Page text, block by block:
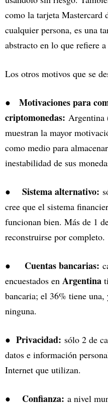
como la tarjeta Mastercard
cualquier persona, es una
abstracto en lo que refiere
Los otros motivos que se
● Motivaciones para
criptomonedas: Argentina
muestran la mayor
como medio para
inestabilidad de sus
● Sistema alternativo:
cree que el sistema
funcionan bien. Más de 1
reconstruirse por completo.
● Cuentas bancarias:
encuestados en Argentina
bancaria; el 36% tiene
ninguna.
● Privacidad: sólo 2 de
datos e información
Internet que utilizan.
● Confianza: a nivel